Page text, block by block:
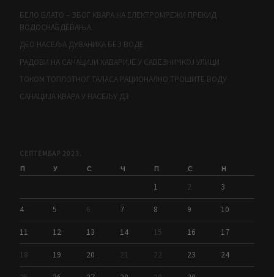
БЕЛО БЛАТО – ЗБОГ КВАРА НА ЕЛЕКТРОМРЕЖИ ПРЕКИД
ВОДОСНАБДЕВАЊА
ДЕО НАСЕЉА ДУВАНИКА БЕЗ ВОДЕ
РАДОВИ НА САНАЦИЈИ ХАВАРИЈЕ У САВЕЗНИЧКОЈ УЛИЦИ
ТОКОМ ТОПЛОТНОГ ТАЛАСА РАЦИОНАЛНО ТРОШИТЕ ВОДУ
САНАЦИЈА КВАРА У НАСЕЉУ Д3
СЕПТЕМБАР 2023.
П У С Ч П С Н
1 2 3
4 5 6 7 8 9 10
11 12 13 14 15 16 17
18 19 20 21 22 23 24